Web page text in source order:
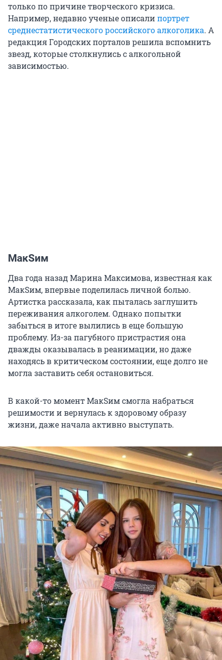
только по причине творческого кризиса.
Например, недавно ученые описалипортрет
среднестатистического российского алкоголика. А
редакция Городских порталов решила вспомнить
звезд, которые столкнулись с алкогольной
зависимостью.
МакSим
Два года назад Марина Максимова, известная как
МакSим, впервые поделилась личной болью.
Артистка рассказала, как пыталась заглушить
переживания алкоголем. Однако попытки
забыться в итоге вылились в еще большую
проблему. Из-за пагубного пристрастия она
дважды оказывалась в реанимации, но даже
находясь в критическом состоянии, еще долго не
могла заставить себя остановиться.
В какой-то момент МакSим смогла набраться
решимости и вернулась к здоровому образу
жизни, даже начала активно выступать.